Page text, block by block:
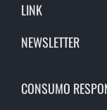
LINK
NEWSLETTER
CONSUMO